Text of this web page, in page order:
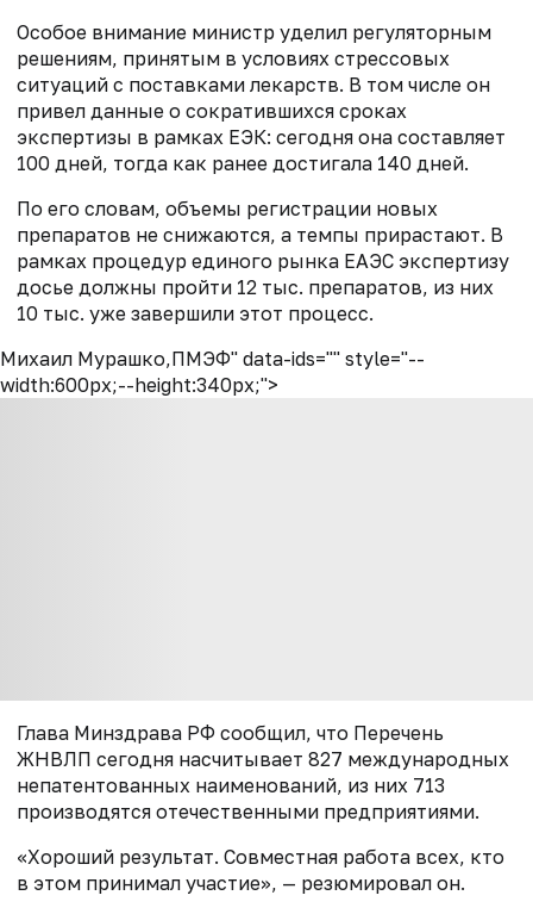
Особое внимание министр уделил регуляторным
решениям, принятым в условиях стрессовых
ситуаций с поставками лекарств. В том числе он
привел данные о сократившихся сроках
экспертизы в рамках ЕЭК: сегодня она составляет
100 дней, тогда как ранее достигала 140 дней.
По его словам, объемы регистрации новых
препаратов не снижаются, а темпы прирастают. В
рамках процедур единого рынка ЕАЭС экспертизу
досье должны пройти 12 тыс. препаратов, из них
10 тыс. уже завершили этот процесс.
Михаил Мурашко,ПМЭФ" data-ids="" style="--
width:600px;--height:340px;">
Глава Минздрава РФ сообщил, что Перечень
ЖНВЛП сегодня насчитывает 827 международных
непатентованных наименований, из них 713
производятся отечественными предприятиями.
«Хороший результат. Совместная работа всех, кто
в этом принимал участие», — резюмировал он.